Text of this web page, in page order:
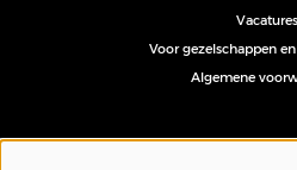
Vacatures
Voor gezelschappen
Algemene